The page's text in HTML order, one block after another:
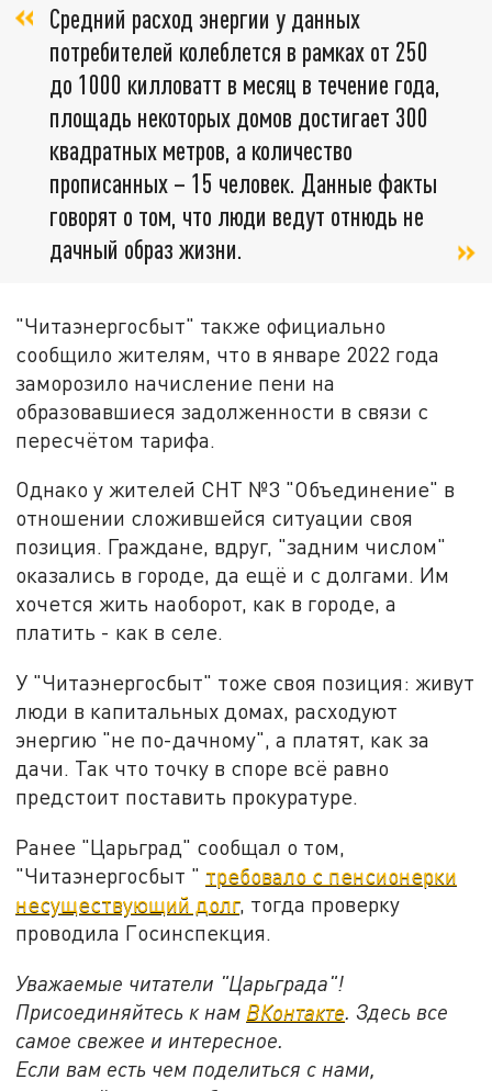
Средний расход энергии у данных
потребителей колеблется в рамках от 250
до 1000 килловатт в месяц в течение года,
площадь некоторых домов достигает 300
квадратных метров, а количество
прописанных – 15 человек. Данные факты
говорят о том, что люди ведут отнюдь не
дачный образ жизни.
"Читаэнергосбыт" также официально
сообщило жителям, что в январе 2022 года
заморозило начисление пени на
образовавшиеся задолженности в связи с
пересчётом тарифа.
Однако у жителей СНТ №3 "Объединение" в
отношении сложившейся ситуации своя
позиция. Граждане, вдруг, "задним числом"
оказались в городе, да ещё и с долгами. Им
хочется жить наоборот, как в городе, а
платить - как в селе.
У "Читаэнергосбыт" тоже своя позиция: живут
люди в капитальных домах, расходуют
энергию "не по-дачному", а платят, как за
дачи. Так что точку в споре всё равно
предстоит поставить прокуратуре.
Ранее "Царьград" сообщал о том,
"Читаэнергосбыт " требовало с пенсионерки
несуществующий долг, тогда проверку
проводила Госинспекция.
Уважаемые читатели "Царьграда"!
Присоединяйтесь к нам ВКонтакте . Здесь все
самое свежее и интересное.
Если вам есть чем поделиться с нами,